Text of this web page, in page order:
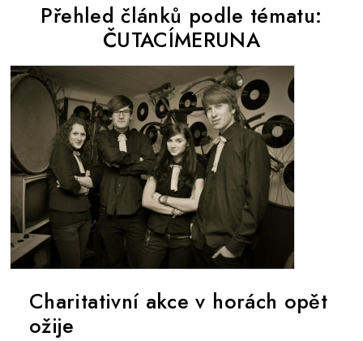
Přehled článků podle tématu:
ČUTACÍMERUNA
Charitativní akce v horách opět
ožije